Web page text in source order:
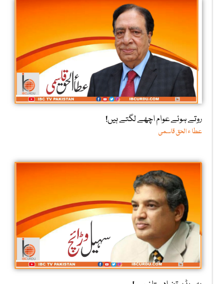
روتے ہوئے عوام اچھے لگتے ہیں!
عطا ء الحق قاسمی